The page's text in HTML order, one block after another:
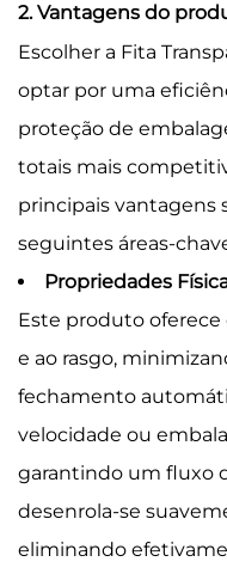
2. Vantagens do
Escolher a Fita
optar por uma
proteção de
totais mais
principais vantagens
seguintes áreas-
Propriedades
Este produto oferece
e ao rasgo,
fechamento
velocidade ou
garantindo um fluxo
desenrola-se
eliminando